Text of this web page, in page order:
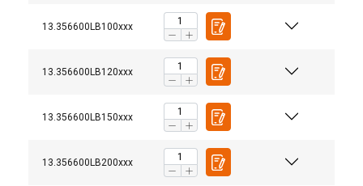
13.356600LB100xxx
13.356600LB120xxx
13.356600LB150xxx
13.356600LB200xxx
mesure. N'hésitez donc pas à nous contacter en
cas de besoins ou de questions spécifiques.